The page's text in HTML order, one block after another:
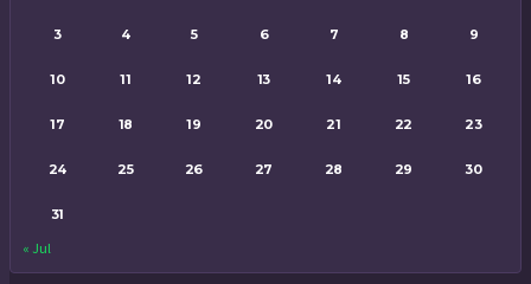
3 4 5 6 7 8 9
10 11 12 13 14 15 16
17 18 19 20 21 22 23
24 25 26 27 28 29 30
31
« Jul